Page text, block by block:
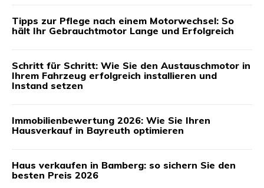
Tipps zur Pflege nach einem Motorwechsel: So
hält Ihr Gebrauchtmotor Lange und Erfolgreich
Schritt für Schritt: Wie Sie den Austauschmotor in
Ihrem Fahrzeug erfolgreich installieren und
Instand setzen
Immobilienbewertung 2026: Wie Sie Ihren
Hausverkauf in Bayreuth optimieren
Haus verkaufen in Bamberg: so sichern Sie den
besten Preis 2026